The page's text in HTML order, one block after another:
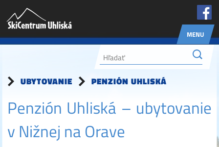
MENU
UBYTOVANIE PENZIÓN UHLISKÁ
Penzión Uhliská – ubytovanie
v Nižnej na Orave